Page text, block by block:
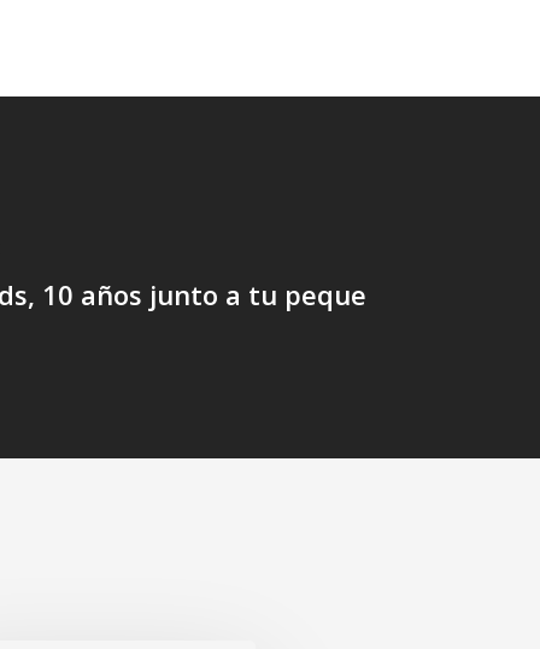
10 años junto a tu peque